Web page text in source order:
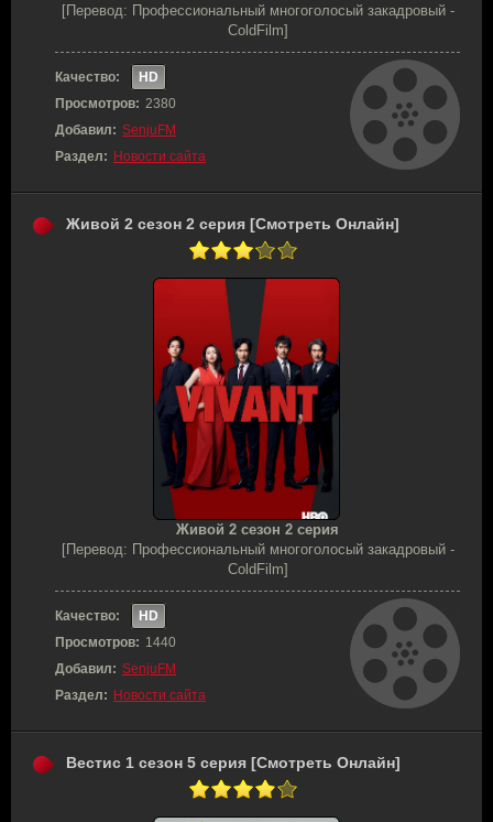
[Перевод: Профессиональный многоголосый закадровый -
ColdFilm]
Качество:
HD
Просмотров: 2380
Добавил: SenjuFM
Раздел: Новости сайта
Живой 2 сезон 2 серия [Смотреть Онлайн]
Живой 2 сезон 2 серия
[Перевод: Профессиональный многоголосый закадровый -
ColdFilm]
Качество:
HD
Просмотров: 1440
Добавил: SenjuFM
Раздел: Новости сайта
Вестис 1 сезон 5 серия [Смотреть Онлайн]